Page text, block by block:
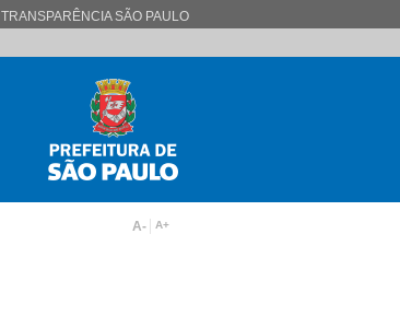
TRANSPARÊNCIA SÃO PAULO
A- A+